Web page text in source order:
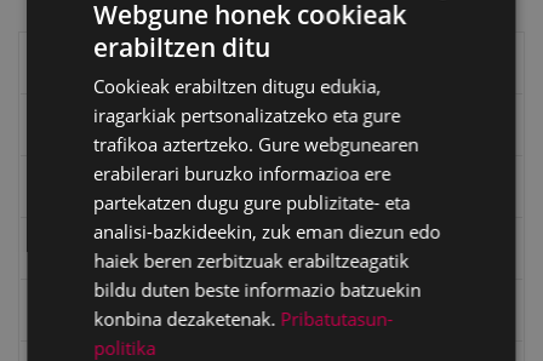
Eibarko liburuak
eta kitto
"Eibar" rebista sarean
Kultura egitaraua
Webgune honek cookieak
erabiltzen ditu
Cookieak erabiltzen ditugu edukia,
iragarkiak pertsonalizatzeko eta gure
trafikoa aztertzeko. Gure webgunearen
erabilerari buruzko informazioa ere
partekatzen dugu gure publizitate- eta
analisi-bazkideekin, zuk eman diezun edo
haiek beren zerbitzuak erabiltzeagatik
bildu duten beste informazio batzuekin
konbina dezaketenak. Pribatutasun-
politika